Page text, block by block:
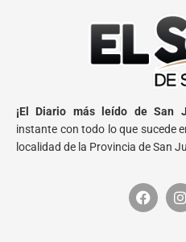
¡El Diario más leído de San
instante con todo lo que sucede
localidad de la Provincia de San